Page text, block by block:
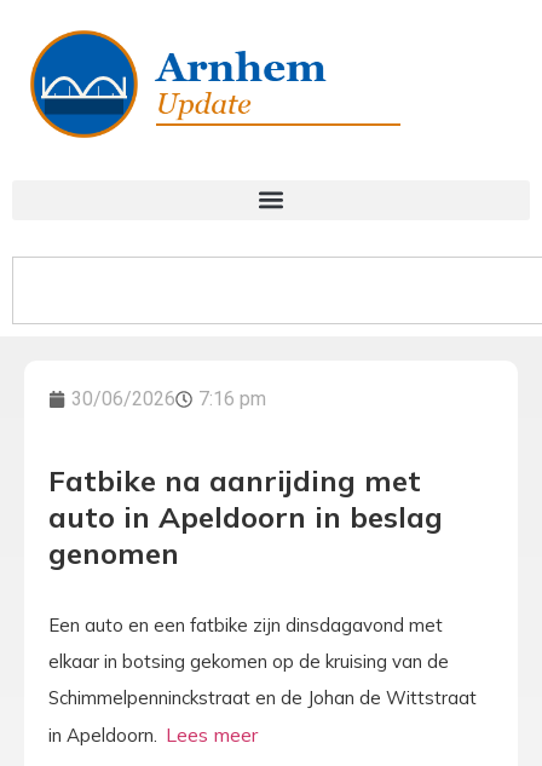
30/06/2026 7:16 pm
Fatbike na aanrijding met
auto in Apeldoorn in beslag
genomen
Een auto en een fatbike zijn dinsdagavond met
elkaar in botsing gekomen op de kruising van de
Schimmelpenninckstraat en de Johan de Wittstraat
in Apeldoorn.